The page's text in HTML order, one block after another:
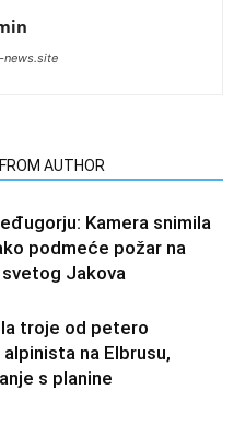
AUTHOR
Kamera snimila
podmeće požar na
Jakova
troje od petero
na Elbrusu,
s planine